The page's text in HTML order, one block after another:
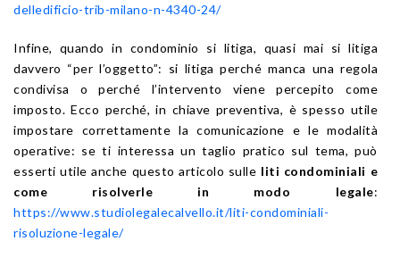
delledificio-trib-milano-n-4340-24/
Infine, quando in condominio si litiga, quasi mai si litiga
davvero “per l’oggetto”: si litiga perché manca una regola
condivisa o perché l’intervento viene percepito come
imposto. Ecco perché, in chiave preventiva, è spesso utile
impostare correttamente la comunicazione e le modalità
operative: se ti interessa un taglio pratico sul tema, può
esserti utile anche questo articolo sulle liti condominiali e
come risolverle in modo legale:
https://www.studiolegalecalvello.it/liti-condominiali-
risoluzione-legale/